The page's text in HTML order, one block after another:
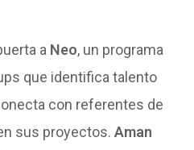
a Neo, un programa
que identifica talento
con referentes de
sus proyectos.Aman